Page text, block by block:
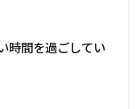
時間を過ごしてい